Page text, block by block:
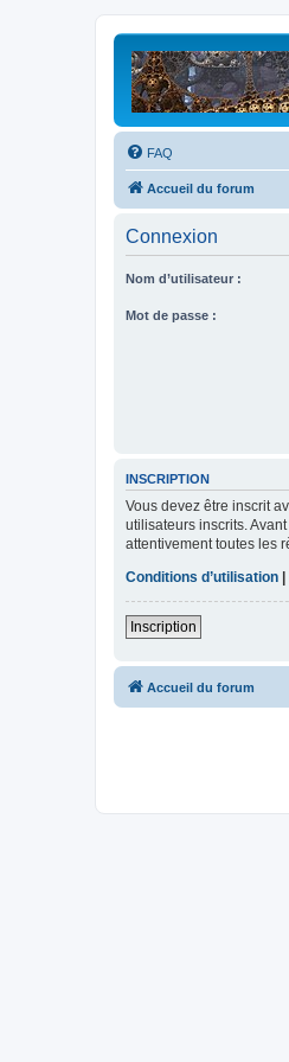
FAQ
Accueil du forum
Connexion
Nom d’utilisateur :
Mot de passe :
INSCRIPTION
Vous devez être inscrit
utilisateurs inscrits.
attentivement toutes les
Conditions d’utilisation
Inscription
Accueil du forum